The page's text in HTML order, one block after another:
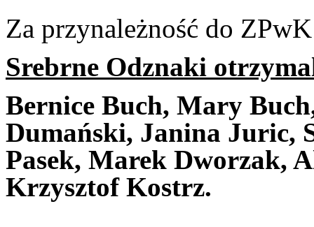
Za przynależność do
Srebrne Odznaki
Bernice Buch, Mary
Dumański, Janina Juric,
Pasek, Marek Dworzak,
Krzysztof Kostrz.